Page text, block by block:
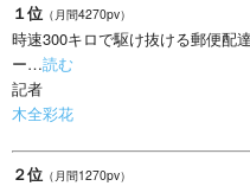
１位 （月間4270pv）
時速300キロで駆け抜ける郵便配
ー…読む
記者
木全彩花
２位 （月間1270pv）